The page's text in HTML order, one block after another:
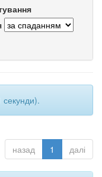
секунди).
назад 1 далі